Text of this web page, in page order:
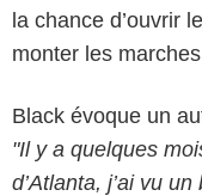
la chance d’ouvrir
monter les
Black évoque un
"Il y a quelques
d’Atlanta, j’ai vu